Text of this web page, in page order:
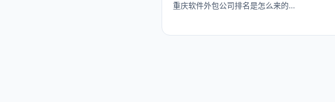
重庆软件外包公司排名是怎么来的…